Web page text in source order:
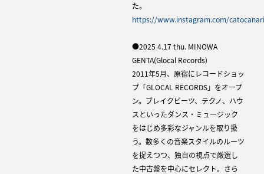
た。
https://www.instagram.com/catocanari
●2025 4.17 thu. MINOWA
GENTA(Glocal Records)
2011年5月、原宿にレコードショッ
プ「GLOCAL RECORDS」をオープ
ン。ブレイクビーツ、テクノ、ハウ
スといったダンス・ミュージック
をはじめ多彩なジャンルを取り扱
う。数多くの音楽スタイルのルーツ
を捉えつつ、独自の視点で厳選し
た中古盤を中心にセレクト。さら